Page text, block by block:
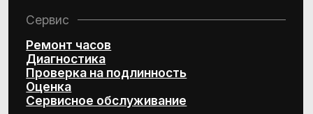
Design by Kchtv